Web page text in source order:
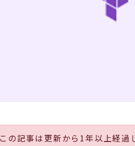
この記事は更新から1年以上経過